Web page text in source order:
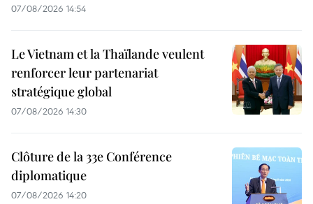
07/08/2026 14:54
Le Vietnam et la Thaïlande veulent
renforcer leur partenariat
stratégique global
07/08/2026 14:30
Clôture de la 33e Conférence
diplomatique
07/08/2026 14:20